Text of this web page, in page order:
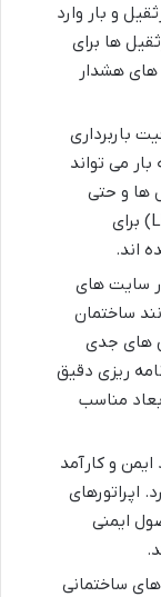
و بار وارد
ها برای
های هشدار
باربرداری
می تواند
ها و حتی
واژگونی شود. سیستم های محدودکننده بار (LMI) برای
اند.
سایت های
ساختمان
های جدی
ریزی دقیق
مناسب
ایمن و کارآمد
اپراتورهای
ایمنی
ساختمانی